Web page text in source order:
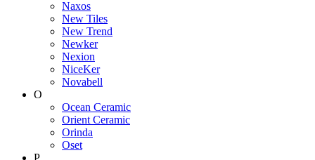
Naxos
New Tiles
New Trend
Newker
Nexion
NiceKer
Novabell
O
Ocean Ceramic
Orient Ceramic
Orinda
Oset
P